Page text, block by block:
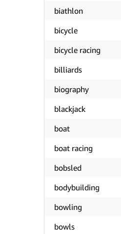
biathlon
bicycle
bicycle racing
billiards
biography
blackjack
boat
boat racing
bobsled
bodybuilding
bowling
bowls